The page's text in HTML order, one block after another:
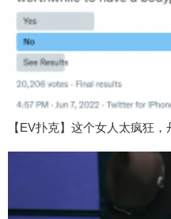
【EV扑克】这个女人太疯狂